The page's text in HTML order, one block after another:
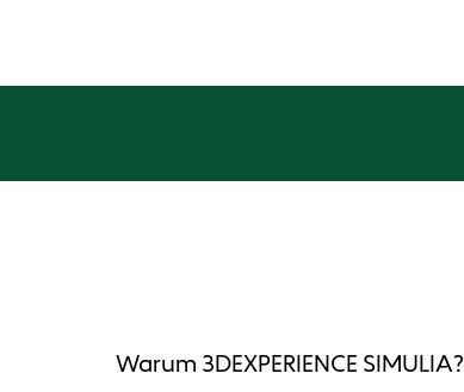
Warum 3DEXPERIENCE SIMULIA?